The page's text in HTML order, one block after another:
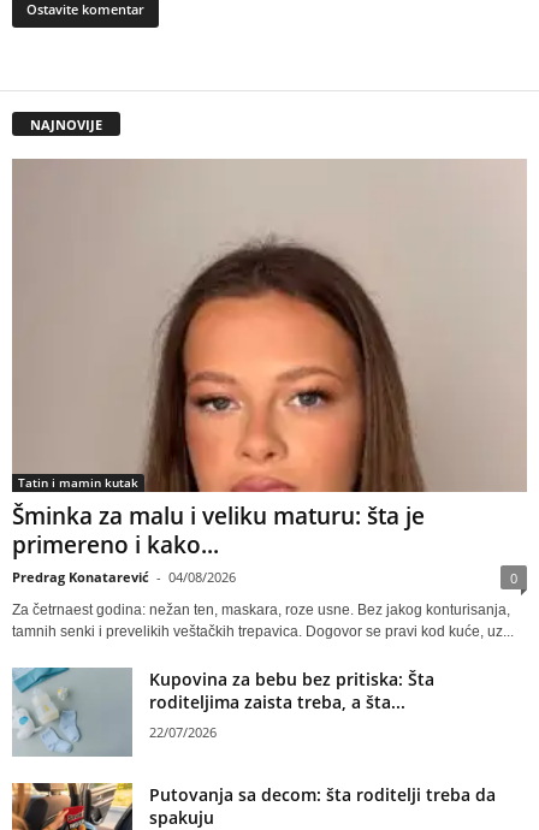
NAJNOVIJE
Tatin i mamin kutak
Šminka za malu i veliku maturu: šta je
primereno i kako...
Predrag Konatarević - 04/08/2026 0
Za četrnaest godina: nežan ten, maskara, roze usne. Bez jakog konturisanja,
tamnih senki i prevelikih veštačkih trepavica. Dogovor se pravi kod kuće, uz...
Kupovina za bebu bez pritiska: Šta
roditeljima zaista treba, a šta...
22/07/2026
Putovanja sa decom: šta roditelji treba da
spakuju